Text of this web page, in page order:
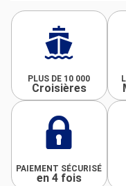
PLUS DE 10 000
Croisières
PAIEMENT SÉCURISÉ
en 4 fois